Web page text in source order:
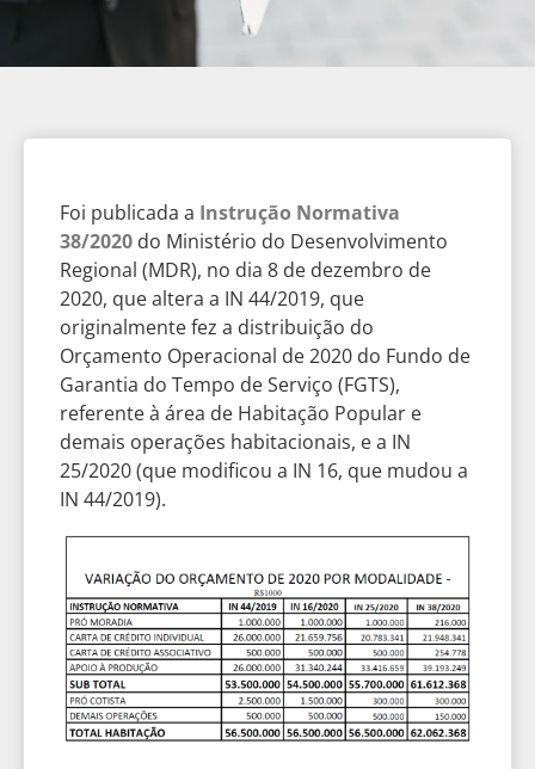
Foi publicada a Instrução Normativa
38/2020 do Ministério do Desenvolvimento
Regional (MDR), no dia 8 de dezembro de
2020, que altera a IN 44/2019, que
originalmente fez a distribuição do
Orçamento Operacional de 2020 do Fundo de
Garantia do Tempo de Serviço (FGTS),
referente à área de Habitação Popular e
demais operações habitacionais, e a IN
25/2020 (que modificou a IN 16, que mudou a
IN 44/2019).